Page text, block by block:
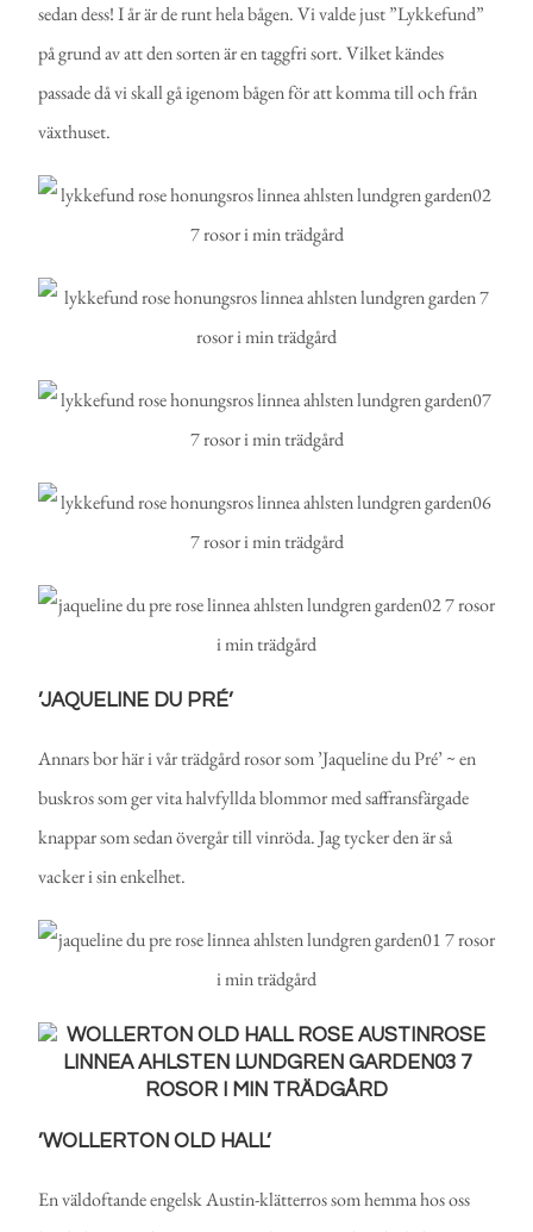
sedan dess! I år är de runt hela bågen. Vi valde just ”Lykkefund”
på grund av att den sorten är en taggfri sort. Vilket kändes
passade då vi skall gå igenom bågen för att komma till och från
växthuset.
’JAQUELINE DU PRÉ’
Annars bor här i vår trädgård rosor som ’Jaqueline du Pré’ ~ en
buskros som ger vita halvfyllda blommor med saffransfärgade
knappar som sedan övergår till vinröda. Jag tycker den är så
vacker i sin enkelhet.
’WOLLERTON OLD HALL’
En väldoftande engelsk Austin-klätterros som hemma hos oss